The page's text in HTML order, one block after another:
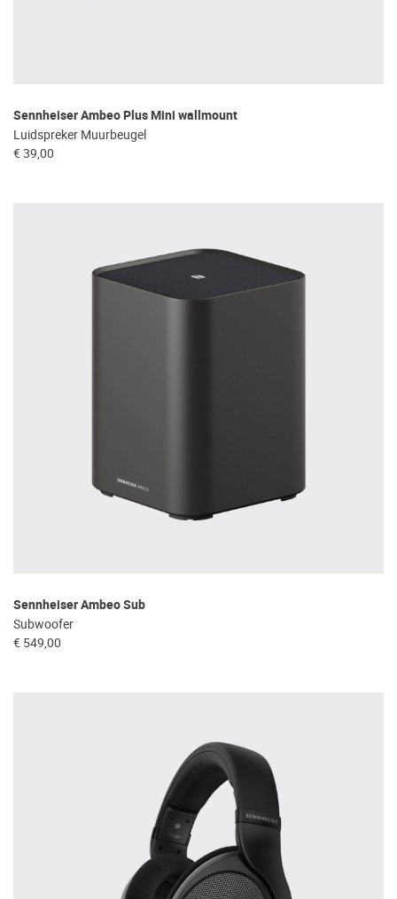
Sennheiser Ambeo Plus Mini wallmount
Luidspreker Muurbeugel
€ 39,00
Sennheiser Ambeo Sub
Subwoofer
€ 549,00